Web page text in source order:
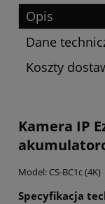
Opis
Dane
Koszty
Cena nie zawiera
Kamera IP
Model: CS-BC1c (4K)
Specyfikacja